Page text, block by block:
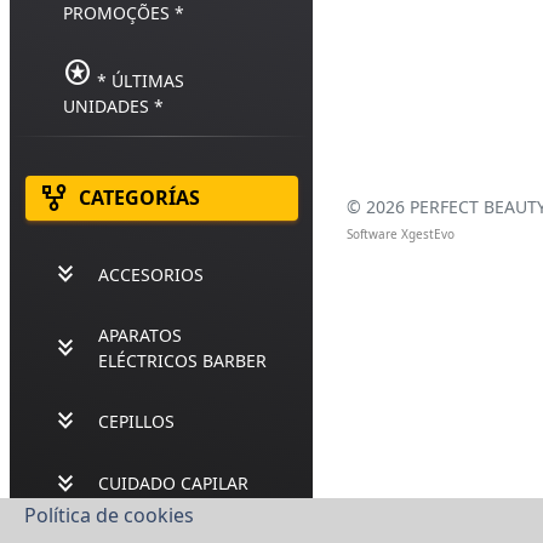
PROMOÇÕES *
stars * ÚLTIMAS
UNIDADES *
family_history CATEGORÍAS
keyboard_double_arrow_down ACCESORIOS
keyboard_double_arrow_down
APARATOS
ELÉCTRICOS BARBER
keyboard_double_arrow_down CEPILLOS
keyboard_double_arrow_down CUIDADO CAPILAR
© 2026 PERFECT
Software XgestEvo
Política de cookies